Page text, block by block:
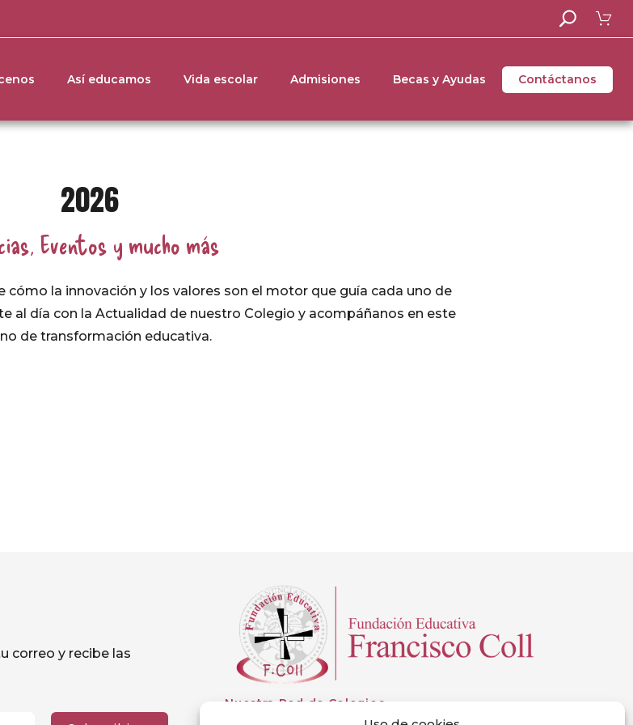
Así educamos Vida escolar Admisiones Becas y Ayudas Contáctanos
2026
Eventos y mucho más
cómo la innovación y los valores son el motor que guía cada uno de
al día con la Actualidad de nuestro Colegio y acompáñanos en este
de transformación educativa.
correo y recibe las
Nuestra Red de Colegios